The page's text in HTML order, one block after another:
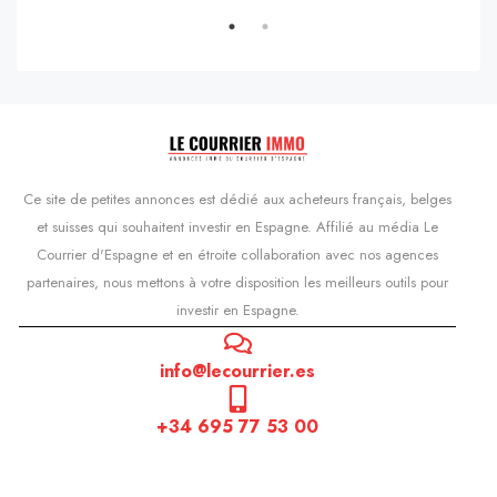
Ce site de petites annonces est dédié aux acheteurs français, belges
et suisses qui souhaitent investir en Espagne. Affilié au média Le
Courrier d'Espagne et en étroite collaboration avec nos agences
partenaires, nous mettons à votre disposition les meilleurs outils pour
investir en Espagne.
info@lecourrier.es
+34 695 77 53 00